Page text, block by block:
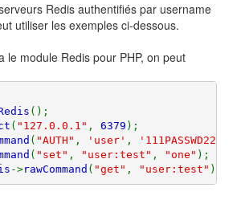
Redis authentifiés par username
utiliser les exemples ci-dessous.
le module Redis pour PHP, on peut
( "127.0.0.1" , 6379
( "AUTH" , 'user' ,
'111PASSWD222'
( "set" , "user:test" , "one"
->rawCommand ( "get" , "user:test" ));